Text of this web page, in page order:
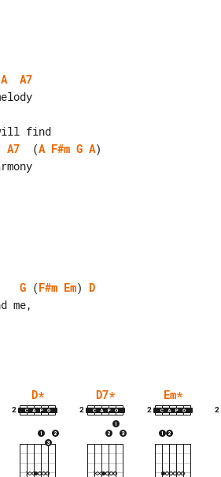
A
A7
A7
  (
A F#m G A)
G (F#m Em) D
D*
2
D7*
2
Em*
2 2